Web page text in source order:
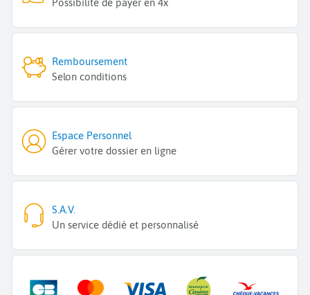
Remboursement
Selon conditions
Espace Personnel
Gérer votre dossier en ligne
S.A.V.
Un service dédié et personnalisé